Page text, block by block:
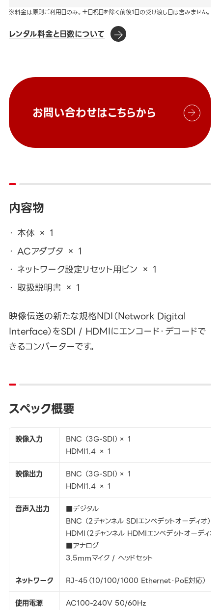
※料金は原則ご利用日のみ。土日祝日を除く前後1日の受け渡し日は含みません。
レンタル料金と日数について
お問い合わせはこちらから
内容物
本体 × 1
ACアダプタ × 1
ネットワーク設定リセット用ピン × 1
取扱説明書 × 1
映像伝送の新たな規格NDI（Network Digital
Interface）をSDI / HDMIにエンコード・デコードで
きるコンバーターです。
スペック概要
映像入力
BNC （3G-SDI）× 1
HDMI1.4 × 1
映像出力
BNC （3G-SDI）× 1
HDMI1.4 × 1
音声入出力
■デジタル
BNC （2チャンネル SDIエンベデットオーディオ）
HDMI（2チャンネル HDMIエンベデットオーディオ）
■アナログ
3.5mmマイク / ヘッドセット
ネットワーク
RJ-45（10/100/1000 Ethernet・PoE対応）
使用電源
AC100-240V 50/60Hz